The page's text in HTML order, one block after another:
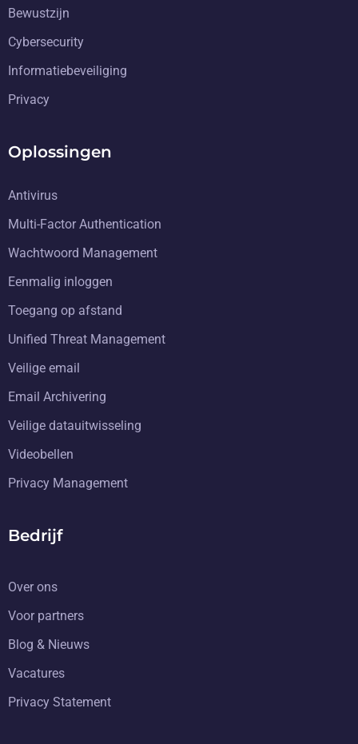
Bewustzijn
Cybersecurity
Informatiebeveiliging
Privacy
Oplossingen
Antivirus
Multi-Factor Authentication
Wachtwoord Management
Eenmalig inloggen
Toegang op afstand
Unified Threat Management
Veilige email
Email Archivering
Veilige datauitwisseling
Videobellen
Privacy Management
Bedrijf
Over ons
Voor partners
Blog & Nieuws
Vacatures
Privacy Statement